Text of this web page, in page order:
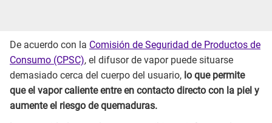
De acuerdo con la Comisión de Seguridad de Productos de
Consumo (CPSC), el difusor de vapor puede situarse
demasiado cerca del cuerpo del usuario, lo que permite
que el vapor caliente entre en contacto directo con la piel y
aumente el riesgo de quemaduras.